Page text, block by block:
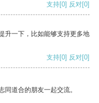
支持[0] 反对[0]
升一下，比如能够支持更多地
支持[0] 反对[0]
同道合的朋友一起交流。